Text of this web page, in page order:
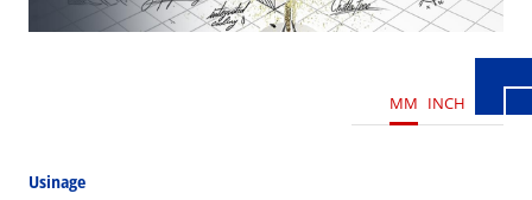
MM INCH
Usinage